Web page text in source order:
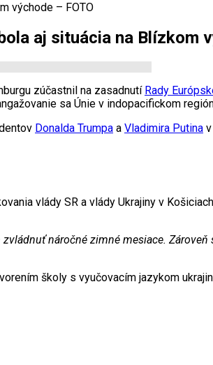
východe – FOTO
aj situácia na Blízkom
zúčastnil na zasadnutí Rady
sa Únie v indopacifickom
Donalda Trumpa a Vladimira Putina
vlády SR a vlády Ukrajiny v
náročné zimné mesiace.
školy s vyučovacím jazykom